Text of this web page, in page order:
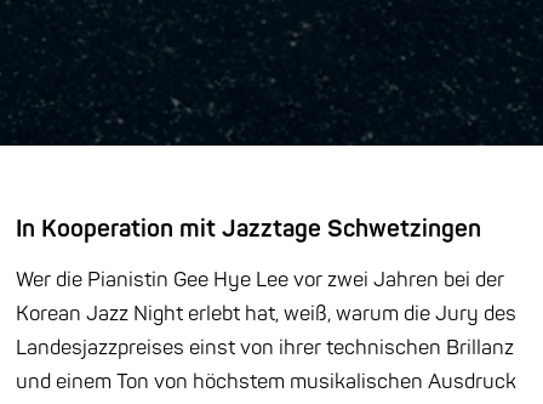
In Kooperation mit Jazztage Schwetzingen
Wer die Pianistin Gee Hye Lee vor zwei Jahren bei der
Korean Jazz Night erlebt hat, weiß, warum die Jury des
Landesjazzpreises einst von ihrer technischen Brillanz
und einem Ton von höchstem musikalischen Ausdruck